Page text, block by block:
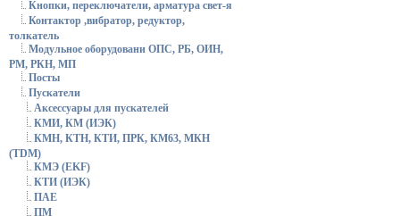
Кнопки, переключатели, арматура свет-я
Контактор ,вибратор, редуктор,
толкатель
Модульное оборудовани ОПС, РБ, ОИН,
РМ, РКН, МП
Посты
Пускатели
Аксессуары для пускателей
КМИ, КМ (ИЭК)
КМН, КТН, КТИ, ПРК, КМ63, МКН
(TDM)
КМЭ (EKF)
КТИ (ИЭК)
ПАЕ
ПМ